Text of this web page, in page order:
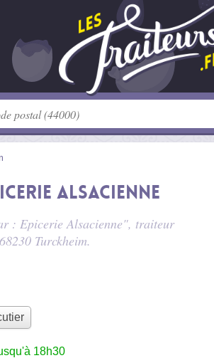
Alsacienne
: Epicerie Alsacienne", traiteur
Turckheim.
18h30